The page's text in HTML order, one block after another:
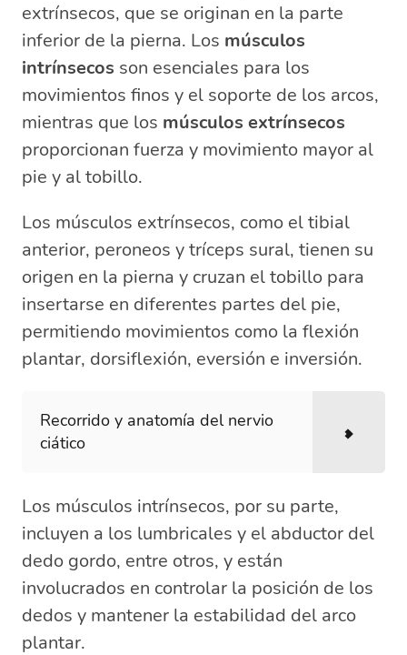
extrínsecos, que se originan en la parte
inferior de la pierna. Los músculos
intrínsecos son esenciales para los
movimientos finos y el soporte de los arcos,
mientras que los músculos extrínsecos
proporcionan fuerza y movimiento mayor al
pie y al tobillo.
Los músculos extrínsecos, como el tibial
anterior, peroneos y tríceps sural, tienen su
origen en la pierna y cruzan el tobillo para
insertarse en diferentes partes del pie,
permitiendo movimientos como la flexión
plantar, dorsiflexión, eversión e inversión.
Recorrido y anatomía del nervio
ciático
Los músculos intrínsecos, por su parte,
incluyen a los lumbricales y el abductor del
dedo gordo, entre otros, y están
involucrados en controlar la posición de los
dedos y mantener la estabilidad del arco
plantar.